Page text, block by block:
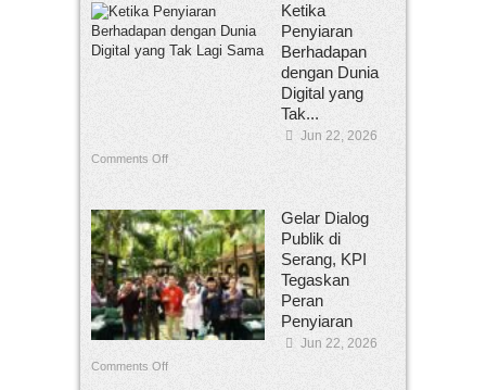
Ketika
Penyiaran
Berhadapan
dengan Dunia
Digital yang
Tak...
Jun 22, 2026
Comments Off
Gelar Dialog
Publik di
Serang, KPI
Tegaskan
Peran
Penyiaran
Jun 22, 2026
Comments Off